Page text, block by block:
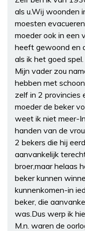
als u.Wij woonden
moesten
moeder ook in een
heeft gewoond en
als ik het goed spel.
Mijn vader zou
hebben met
zelf in 2 provincies
moeder de beker
weet ik niet meer-
handen van de
2 bekers die hij
aanvankelijk
broer,maar helaas
beker kunnen
kunnenkomen-in
beker, die
was.Dus werp ik
M.n. waren de